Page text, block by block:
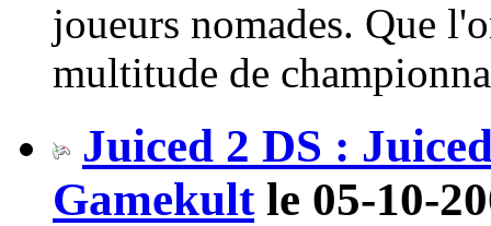
joueurs nomades. Que
multitude de
Juiced 2 DS :
Gamekultle 05-10-